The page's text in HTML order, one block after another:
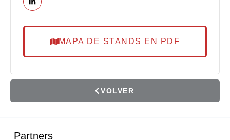
MAPA DE STANDS EN PDF
VOLVER
Partners